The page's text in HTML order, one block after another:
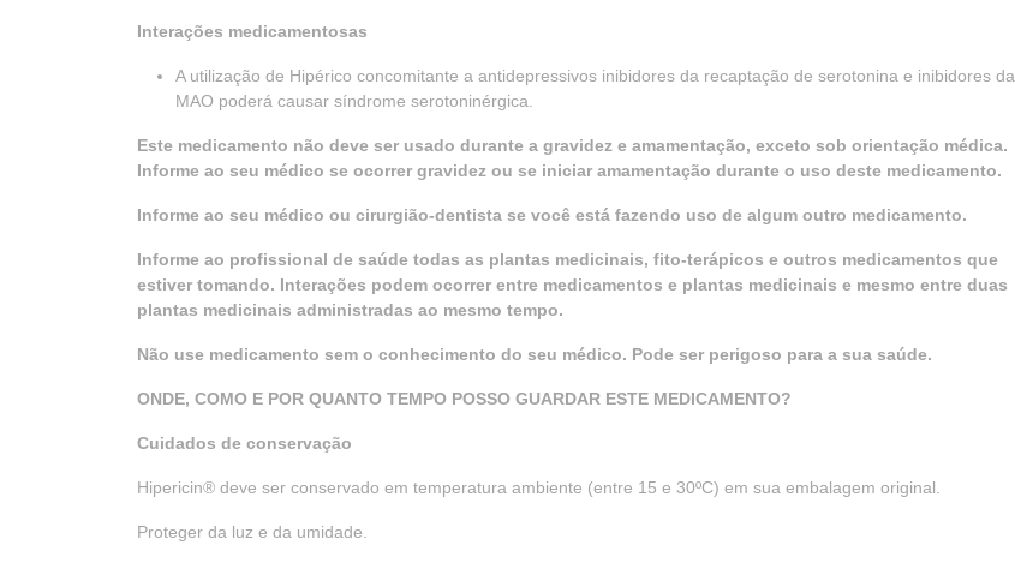
Interações medicamentosas
A utilização de Hipérico concomitante a antidepressivos inibidores da recaptação de serotonina e inibidores da
MAO poderá causar síndrome serotoninérgica.
Este medicamento não deve ser usado durante a gravidez e amamentação, exceto sob orientação médica.
Informe ao seu médico se ocorrer gravidez ou se iniciar amamentação durante o uso deste medicamento.
Informe ao seu médico ou cirurgião-dentista se você está fazendo uso de algum outro medicamento.
Informe ao profissional de saúde todas as plantas medicinais, fito-terápicos e outros medicamentos que
estiver tomando. Interações podem ocorrer entre medicamentos e plantas medicinais e mesmo entre duas
plantas medicinais administradas ao mesmo tempo.
Não use medicamento sem o conhecimento do seu médico. Pode ser perigoso para a sua saúde.
ONDE, COMO E POR QUANTO TEMPO POSSO GUARDAR ESTE MEDICAMENTO?
Cuidados de conservação
Hipericin® deve ser conservado em temperatura ambiente (entre 15 e 30ºC) em sua embalagem original.
Proteger da luz e da umidade.